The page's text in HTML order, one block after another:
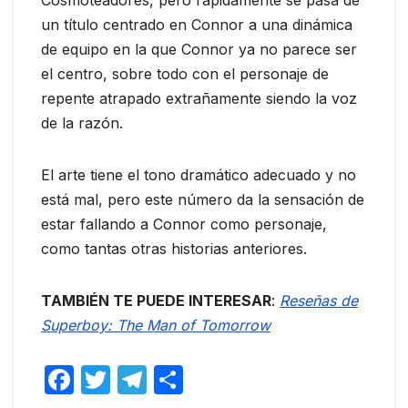
un título centrado en Connor a una dinámica
de equipo en la que Connor ya no parece ser
el centro, sobre todo con el personaje de
repente atrapado extrañamente siendo la voz
de la razón.
El arte tiene el tono dramático adecuado y no
está mal, pero este número da la sensación de
estar fallando a Connor como personaje,
como tantas otras historias anteriores.
TAMBIÉN TE PUEDE INTERESAR: Reseñas de
Superboy: The Man of Tomorrow
F
T
T